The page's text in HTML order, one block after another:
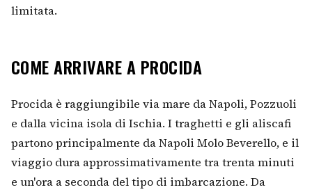
limitata.
COME ARRIVARE A PROCIDA
Procida è raggiungibile via mare da Napoli, Pozzuoli
e dalla vicina isola di Ischia. I traghetti e gli aliscafi
partono principalmente da Napoli Molo Beverello, e il
viaggio dura approssimativamente tra trenta minuti
e un'ora a seconda del tipo di imbarcazione. Da